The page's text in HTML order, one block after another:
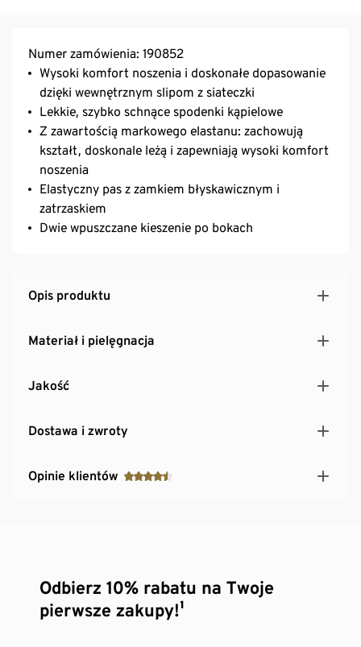
Numer zamówienia: 190852
Wysoki komfort noszenia i doskonałe dopasowanie
dzięki wewnętrznym slipom z siateczki
Lekkie, szybko schnące spodenki kąpielowe
Z zawartością markowego elastanu: zachowują
kształt, doskonale leżą i zapewniają wysoki komfort
noszenia
Elastyczny pas z zamkiem błyskawicznym i
zatrzaskiem
Dwie wpuszczane kieszenie po bokach
Opis produktu
Materiał i pielęgnacja
Jakość
Dostawa i zwroty
Opinie klientów
Odbierz 10% rabatu na Twoje
pierwsze zakupy!¹